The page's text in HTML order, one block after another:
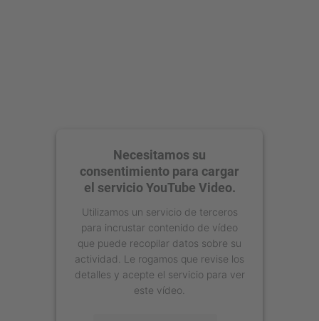
Necesitamos su
consentimiento para cargar
el servicio YouTube Video.
Utilizamos un servicio de terceros
para incrustar contenido de vídeo
que puede recopilar datos sobre su
actividad. Le rogamos que revise los
detalles y acepte el servicio para ver
este vídeo.